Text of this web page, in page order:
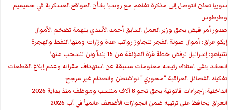
سوريا تعلن التوصل إلى مذكرة تفاهم مع روسيا بشأن المواقع العسكرية في حميميم
وطرطوس
صدور أمر قبض بحق وزير العمل السابق أحمد الأسدي بتهمة تضخم الأموال
إيكو عراق: أموال صولة الفجر تتجاوز رواتب عدة وزارات ومنها النفط والهجرة
نتنياهو: إسرائيل ترفض خطة غزة المؤلفة من 15 بنداً ولن تنسحب منها
الحشد ينفي امتلاك رئيسه معلومات مسبقة عن استهداف مقراته وعدم إبلاغ القطعات
تفكيك الفصائل العراقية "محوري" لواشنطن والصدام غير مرجح
الداخلية: إجراءات قانونية بحق نحو 8 آلاف منتسب وموظف منذ بداية 2026
العراق يحافظ على ترتيبه ضمن الجوازات الأضعف عالمياً في آب 2026